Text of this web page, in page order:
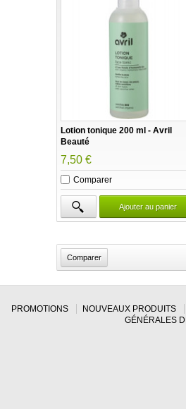
Lotion tonique 200 ml - Avril
Beauté
7,50 €
Comparer
Ajouter au panier
PROMOTIONS NOUVEAUX PRODUITS
GÉNÉRALES